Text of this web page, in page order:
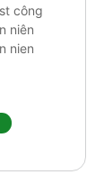
công
niên
nien